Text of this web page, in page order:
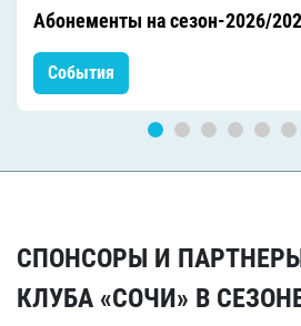
Абонементы на сезон-2026/
События
СПОНСОРЫ И
КЛУБА «СОЧИ» В